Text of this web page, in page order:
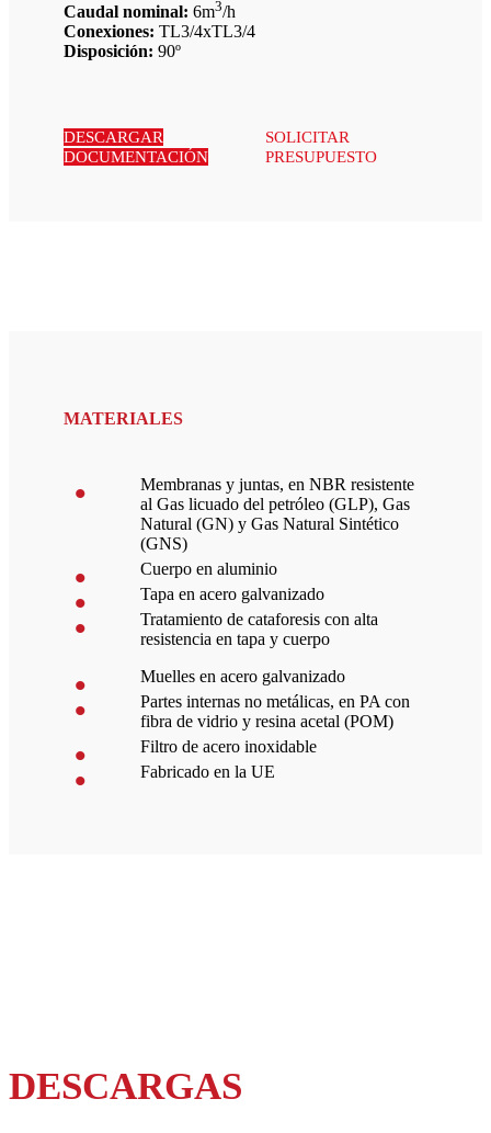
Caudal nominal: 6m3/h
Conexiones: TL3/4xTL3/4
Disposición: 90º
DESCARGAR
DOCUMENTACIÓN
SOLICITAR
PRESUPUESTO
MATERIALES
Membranas y juntas, en NBR resistente
al Gas licuado del petróleo (GLP), Gas
Natural (GN) y Gas Natural Sintético
(GNS)
Cuerpo en aluminio
Tapa en acero galvanizado
Tratamiento de cataforesis con alta
resistencia en tapa y cuerpo
Muelles en acero galvanizado
Partes internas no metálicas, en PA con
fibra de vidrio y resina acetal (POM)
Filtro de acero inoxidable
Fabricado en la UE
DESCARGAS